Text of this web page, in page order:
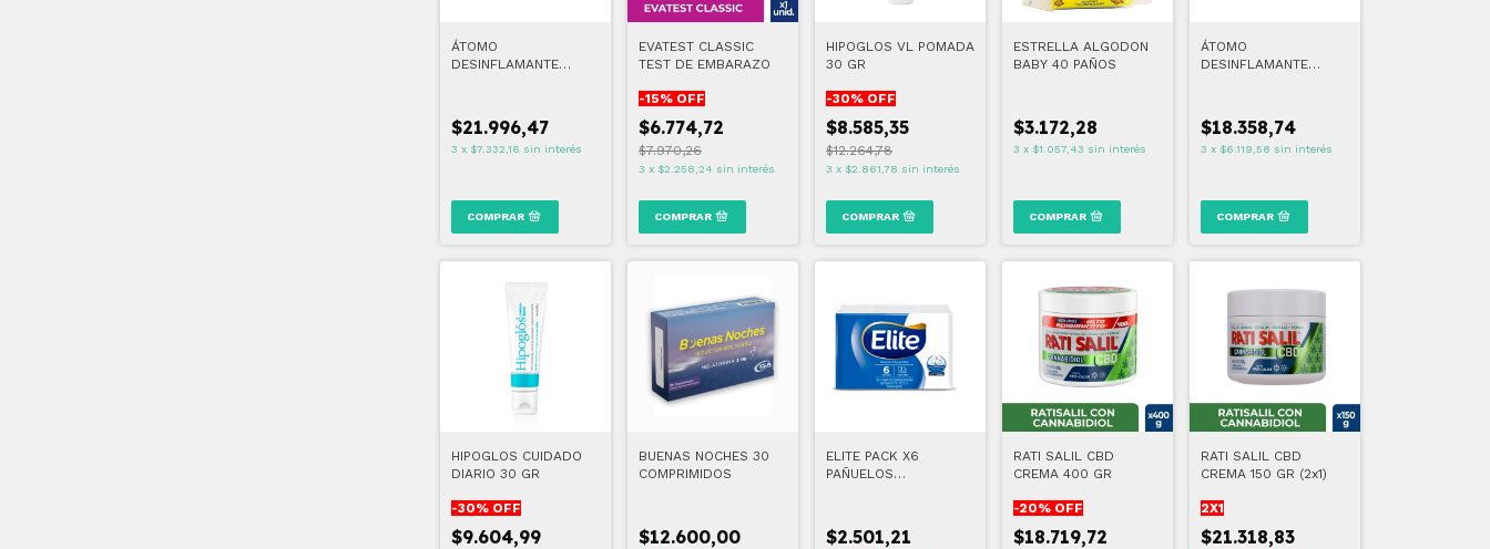
ÁTOMO
DESINFLAMANTE
$21.996,47
3 x $7.332,16 sin interés
EVATEST CLASSIC
TEST DE EMBARAZO
-15% OFF
$6.774,72
$7.970,26
3 x $2.258,24 sin interés
HIPOGLOS VL POMADA
30 GR
-30% OFF
$8.585,35
$12.264,78
3 x $2.861,78 sin interés
ESTRELLA ALGODON
BABY 40 PAÑOS
$3.172,28
3 x $1.057,43 sin interés
ÁTOMO
DESINFLAMANTE
$18.358,74
3 x $6.119,58 sin interés
HIPOGLOS CUIDADO
DIARIO 30 GR
-30% OFF
$9.604,99
BUENAS NOCHES 30
COMPRIMIDOS
$12.600,00
ELITE PACK X6
PAÑUELOS
$2.501,21
RATI SALIL CBD
CREMA 400 GR
-20% OFF
$18.719,72
RATI SALIL CBD
CREMA 150 GR (2x1)
2X1
$21.318,83